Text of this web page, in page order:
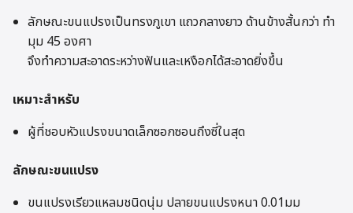
ลักษณะขนแปรงเป็นทรงภูเขา แถวกลางยาว ด้านข้างสั้นกว่า ทำ
มุม 45 องศา
จึงทำความสะอาดระหว่างฟันและเหงือกได้สะอาดยิ่งขึ้น
เหมาะสำหรับ
ผู้ที่ชอบหัวแปรงขนาดเล็กซอกซอนถึงซี่ในสุด
ลักษณะขนแปรง
ขนแปรงเรียวแหลมชนิดนุ่ม ปลายขนแปรงหนา 0.01มม